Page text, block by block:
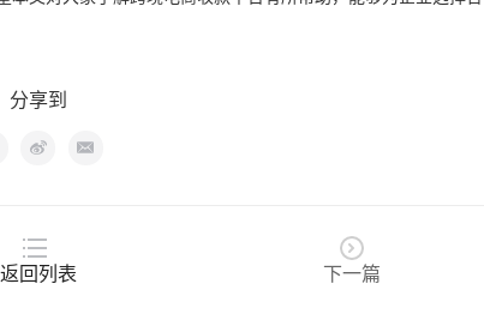
分享到
返回列表 下一篇